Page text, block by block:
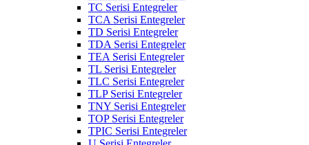
TC Serisi Entegreler
TCA Serisi Entegreler
TD Serisi Entegreler
TDA Serisi Entegreler
TEA Serisi Entegreler
TL Serisi Entegreler
TLC Serisi Entegreler
TLP Serisi Entegreler
TNY Serisi Entegreler
TOP Serisi Entegreler
TPIC Serisi Entegreler